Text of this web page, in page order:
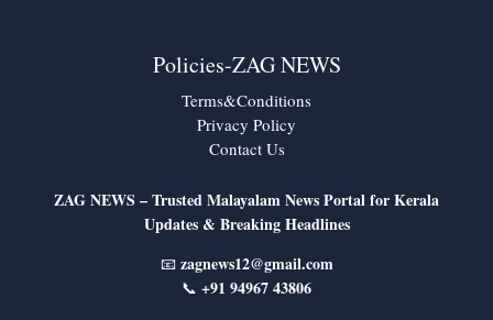
Policies-ZAG NEWS
Terms&Conditions
Privacy Policy
Contact Us
ZAG NEWS – Trusted Malayalam News Portal for Kerala
Updates & Breaking Headlines
📧 zagnews12@gmail.com
📞 +91 94967 43806